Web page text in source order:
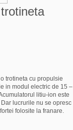
trotineta cu propulsie
in modul electric de 15 –
litiu-ion este
lucrurile nu se opresc
folosite la franare.